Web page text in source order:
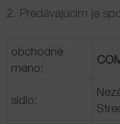
Úvod
O nás
2. Predávajúcim je
obchodné
meno:
sídlo: